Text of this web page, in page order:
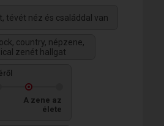
tévét néz és családdal van
country, népzene,
zenét hallgat
A zene az
élete